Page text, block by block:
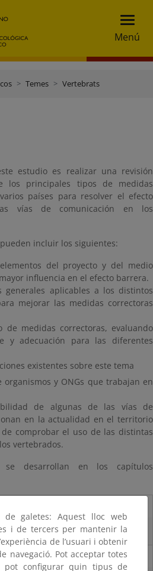
Menú
Temes Vertebrats
estudio es realizar una revisión
los principales tipos de medidas
países para resolver el efecto
vías de comunicación en los
incluir los siguientes:
del proyecto y del medio
influencia en el efecto barrera.
generales aplicables a los distintos
mejorar las medidas correctoras
de medidas correctoras, evaluando
y adecuación para las diferentes
existentes sobre este tema
y ONGs que trabajan en
de algunas de las vías de
en la actualidad en el territorio
comprobar el uso de las distintas
vertebrados.
se desarrollan en los capítulos
de las Tablas bate récords históricos
de galetes: Aquest lloc web
i de tercers per mantenir la
de l’usuari i obtenir
navegació. Pot acceptar totes
pot configurar quin tipus de